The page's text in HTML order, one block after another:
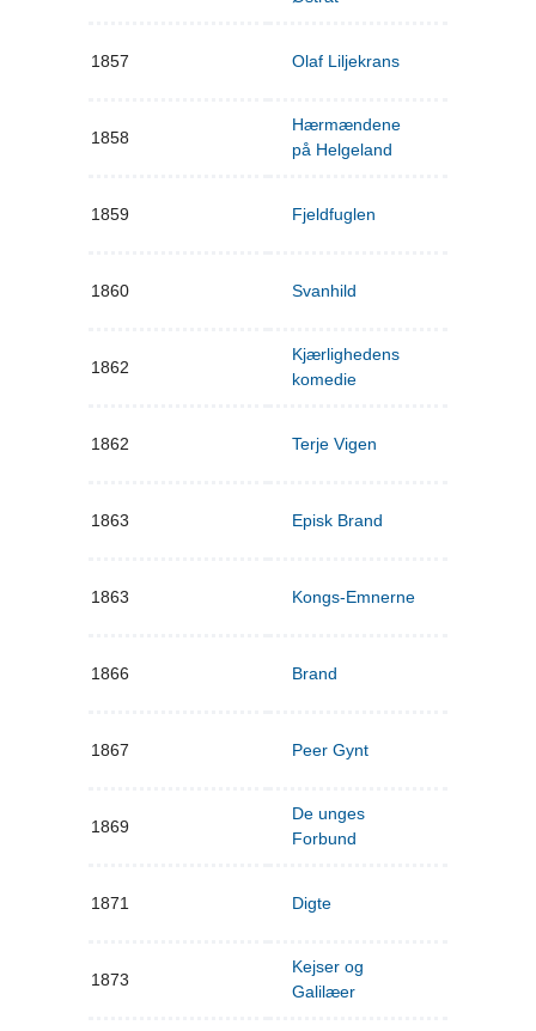
1857 Olaf Liljekrans
1858
Hærmændene
på Helgeland
1859 Fjeldfuglen
1860 Svanhild
1862
Kjærlighedens
komedie
1862 Terje Vigen
1863 Episk Brand
1863 Kongs-Emnerne
1866 Brand
1867 Peer Gynt
1869
De unges
Forbund
1871 Digte
1873
Kejser og
Galilæer